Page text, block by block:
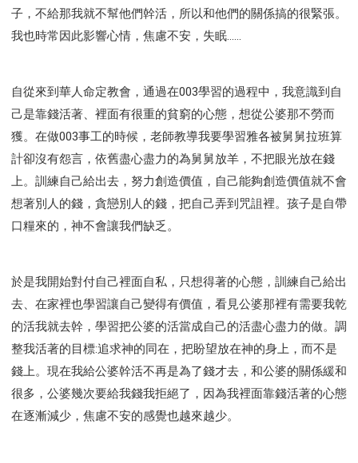
子，不給那我就不幫他們幹活，所以和他們的關係搞的很緊張。
我也時常因此影響心情，焦慮不安，失眠……
自從來到華人命定教會，通過在003學習的過程中，我意識到自
己是靠錢活著、裡面有很重的貧窮的心態，想從公婆那不勞而
獲。在做003事工的時候，老師教導我要學習雅各被舅舅拉班算
計卻沒有怨言，依舊盡心盡力的為舅舅放羊，不把眼光放在錢
上。訓練自己給出去，努力創造價值，自己能夠創造價值就不會
想著別人的錢，貪戀別人的錢，把自己弄到咒詛裡。孩子是自帶
口糧來的，神不會讓我們缺乏。
於是我開始對付自己裡面自私，只想得著的心態，訓練自己給出
去、在家裡也學習讓自己變得有價值，看見公婆那裡有需要我乾
的活我就去幹，學習把公婆的活當成自己的活盡心盡力的做。調
整我活著的目標:追求神的同在，把盼望放在神的身上，而不是
錢上。現在我給公婆幹活不再是為了錢才去，和公婆的關係緩和
很多，公婆幾次要給我錢我拒絕了，因為我裡面靠錢活著的心態
在逐漸減少，焦慮不安的感覺也越來越少。